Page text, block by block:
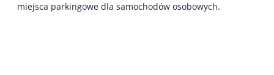
miejsca parkingowe dla samochodów osobowych.